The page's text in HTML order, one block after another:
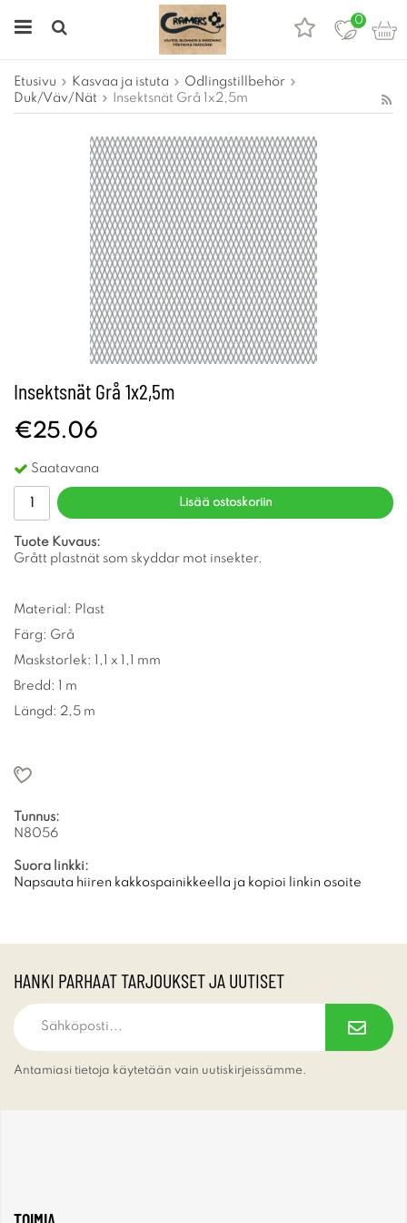
0
Etusivu Kasvaa ja istuta
Odlingstillbehör
Duk/Väv/Nät
Insektsnät Grå 1x2,5m
Insektsnät Grå 1x2,5m
€25.06
Saatavana
Lisää ostoskoriin
Tuote Kuvaus:
Grått plastnät som skyddar mot insekter.
Material: Plast
Färg: Grå
Maskstorlek: 1,1 x 1,1 mm
Bredd: 1 m
Längd: 2,5 m
Tunnus:
N8056
Suora linkki:
Napsauta hiiren kakkospainikkeella ja kopioi linkin osoite
HANKI PARHAAT TARJOUKSET JA UUTISET
Antamiasi tietoja käytetään vain uutiskirjeissämme.